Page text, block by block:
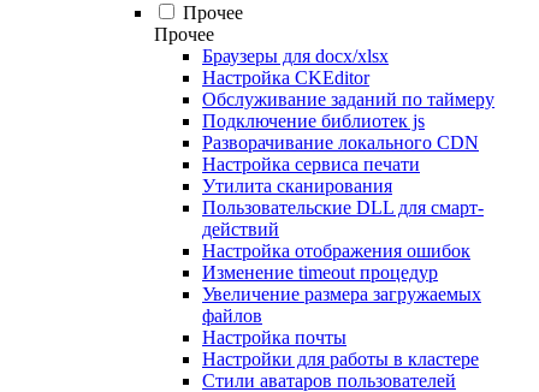
Прочее
Прочее
Браузеры для docx/xlsx
Настройка CKEditor
Обслуживание заданий по таймеру
Подключение библиотек js
Разворачивание локального CDN
Настройка сервиса печати
Утилита сканирования
Пользовательские DLL для смарт-
действий
Настройка отображения ошибок
Изменение timeout процедур
Увеличение размера загружаемых
файлов
Настройка почты
Настройки для работы в кластере
Стили аватаров пользователей